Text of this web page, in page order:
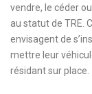
vendre, le céder
au statut de TRE.
envisagent de
mettre leur
résidant sur place.